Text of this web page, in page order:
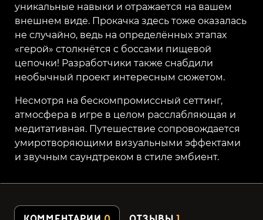
уникальные навыки и отражается на вашем
внешнем виде. Прокачка здесь тоже оказалась
не случайно, ведь на определённых этапах
«герой» столкнётся с боссами пищевой
цепочки! Разработчики также снабдили
необычный проект интересным сюжетом.
Несмотря на бескомпромиссный сеттинг,
атмосфера в игре в целом расслабляющая и
медитативная. Путешествие сопровождается
умиротворяющими визуальными эффектами
и звучным саундтреком в стиле эмбиент.